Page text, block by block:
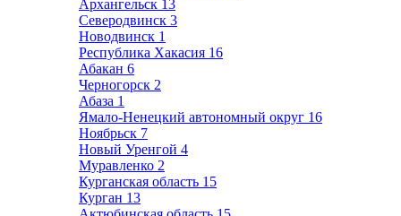
Архангельск 13
Северодвинск 3
Новодвинск 1
Республика Хакасия 16
Абакан 6
Черногорск 2
Абаза 1
Ямало-Ненецкий автономный округ 16
Ноябрьск 7
Новый Уренгой 4
Муравленко 2
Курганская область 15
Курган 13